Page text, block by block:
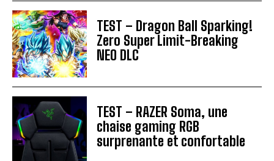
TEST – Dragon Ball Sparking!
Zero Super Limit-Breaking
NEO DLC
TEST – RAZER Soma, une
chaise gaming RGB
surprenante et confortable